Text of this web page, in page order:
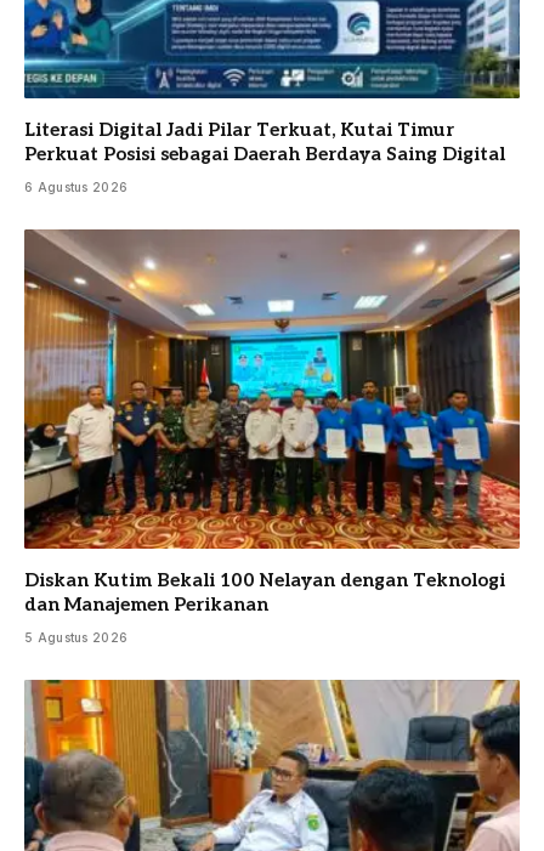
Literasi Digital Jadi Pilar Terkuat, Kutai Timur
Perkuat Posisi sebagai Daerah Berdaya Saing Digital
6 Agustus 2026
Diskan Kutim Bekali 100 Nelayan dengan Teknologi
dan Manajemen Perikanan
5 Agustus 2026